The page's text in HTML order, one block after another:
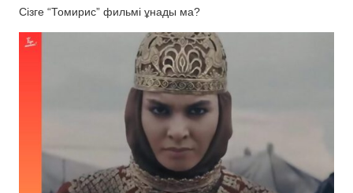
Сізге “Томирис” фильмі ұнады ма?